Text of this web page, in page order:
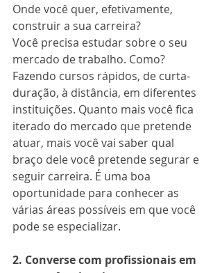
Onde você quer, efetivamente,
construir a sua carreira?
Você precisa estudar sobre o seu
mercado de trabalho. Como?
Fazendo cursos rápidos, de curta-
duração, à distância, em diferentes
instituições. Quanto mais você fica
iterado do mercado que pretende
atuar, mais você vai saber qual
braço dele você pretende segurar e
seguir carreira. É uma boa
oportunidade para conhecer as
várias áreas possíveis em que você
pode se especializar.
2. Converse com profissionais em